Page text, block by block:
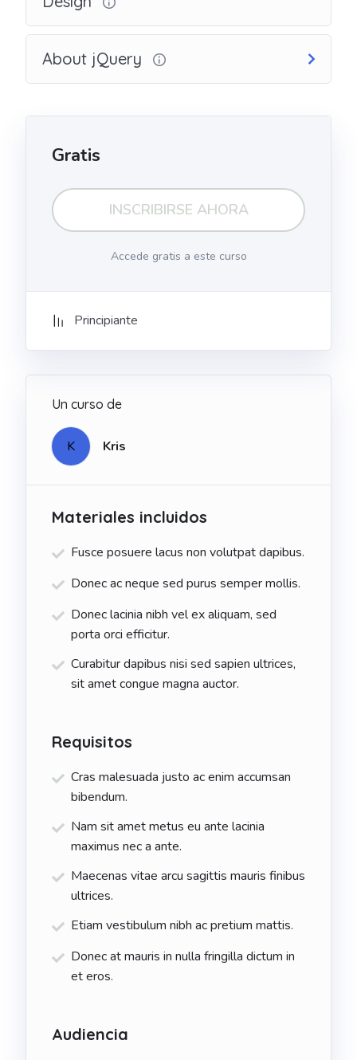
About jQuery
Gratis
INSCRIBIRSE AHORA
Accede gratis a este curso
Principiante
Un curso de
K Kris
Materiales incluidos
Fusce posuere lacus non volutpat dapibus.
Donec ac neque sed purus semper mollis.
Donec lacinia nibh vel ex aliquam, sed
porta orci efficitur.
Curabitur dapibus nisi sed sapien ultrices,
sit amet congue magna auctor.
Requisitos
Cras malesuada justo ac enim accumsan
bibendum.
Nam sit amet metus eu ante lacinia
maximus nec a ante.
Maecenas vitae arcu sagittis mauris finibus
ultrices.
Etiam vestibulum nibh ac pretium mattis.
Donec at mauris in nulla fringilla dictum in
et eros.
Audiencia